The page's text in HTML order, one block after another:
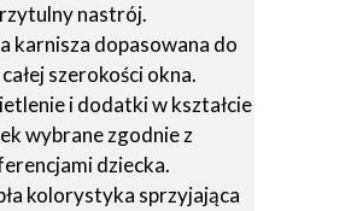
nastrój.
karnisza dopasowana do
szerokości okna.
i dodatki w kształcie
wybrane zgodnie z
dziecka.
kolorystyka sprzyjająca